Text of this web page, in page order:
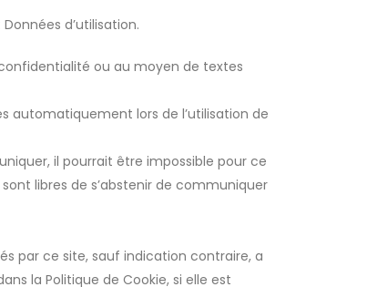
d’utilisation.
ou au moyen de textes
automatiquement lors de l’utilisation de
il pourrait être impossible pour ce
libres de s’abstenir de communiquer
par ce site, sauf indication contraire, a
la Politique de Cookie, si elle est